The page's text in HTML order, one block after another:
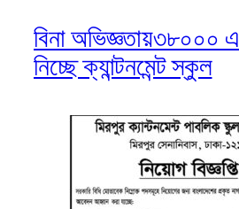
বিনা অভিজ্ঞতায়৩৮০০০
নিচ্ছে ক্যান্টনমেন্ট স্কুল